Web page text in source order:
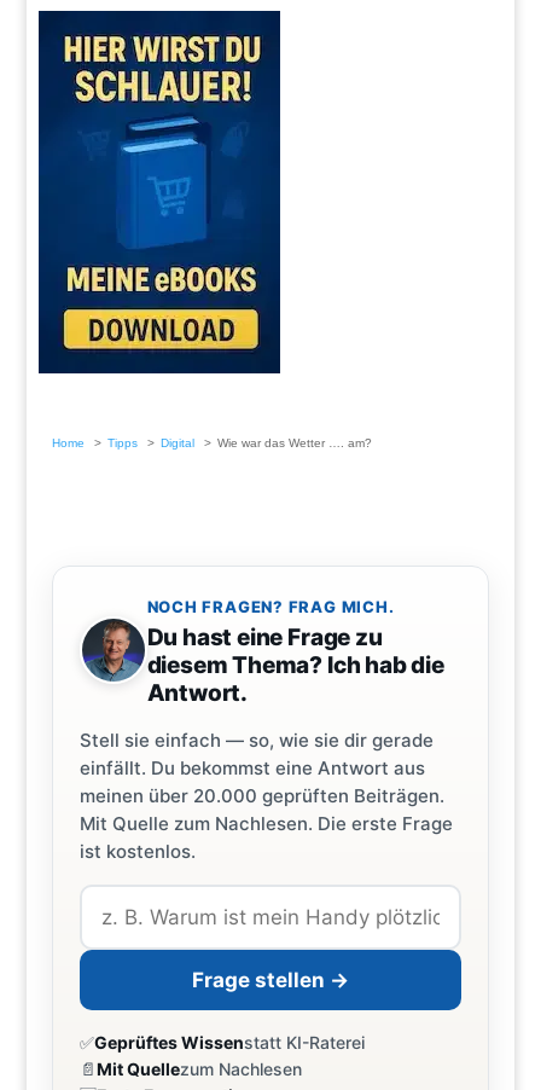
Home Tipps Digital Wie war das Wetter …. am?
NOCH FRAGEN? FRAG MICH.
Du hast eine Frage zu
diesem Thema? Ich hab die
Antwort.
Stell sie einfach — so, wie sie dir gerade
einfällt. Du bekommst eine Antwort aus
meinen über 20.000 geprüften Beiträgen.
Mit Quelle zum Nachlesen. Die erste Frage
ist kostenlos.
Frage stellen →
✅Geprüftes Wissenstatt KI-Raterei
📄Mit Quellezum Nachlesen